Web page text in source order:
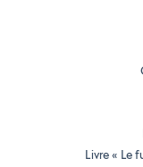
Livre « Le